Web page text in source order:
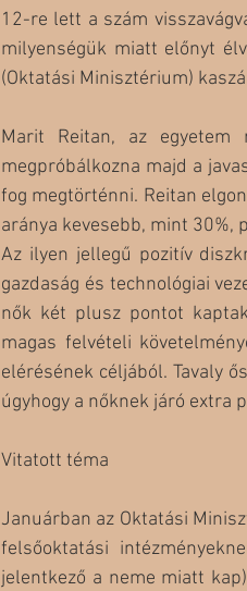
12-re lett a szám
milyenségük miatt előnyt
(Oktatási Minisztérium)
Marit Reitan, az
megpróbálkozna majd a
fog megtörténni. Reitan
aránya kevesebb, mint 30%,
Az ilyen jellegű pozitív
gazdaság és technológiai
nők két plusz pontot
magas felvételi
elérésének céljából. Tavaly
úgyhogy a nőknek járó extra
Vitatott téma
Januárban az Oktatási
felsőoktatási
jelentkező a neme miatt